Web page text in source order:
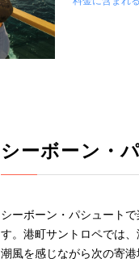
シーボーン・
シーボーン・パシュート
す。港町サントロペでは
潮風を感じながら次の寄